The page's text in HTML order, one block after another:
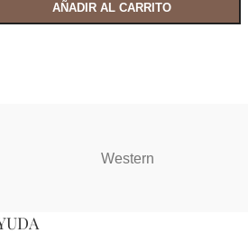
AÑADIR AL CARRITO
Western